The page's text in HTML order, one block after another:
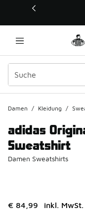
Dieser Link öffnet sich
Damen / Kleidung /
adidas
Sweatshirt
Damen Sweatshirts
€ 84,99 inkl. MwSt.